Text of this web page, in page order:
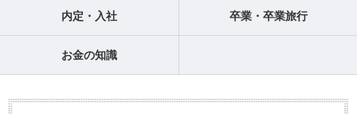
内定・入社 卒業・卒業旅行
お金の知識